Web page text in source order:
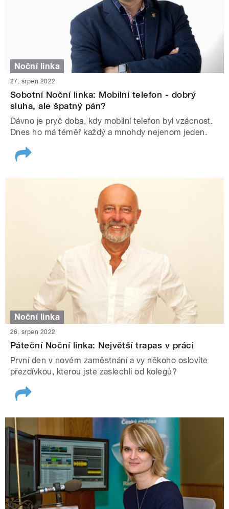
Noční linka
27. srpen 2022
Sobotní Noční linka: Mobilní telefon - dobrý
sluha, ale špatný pán?
Dávno je pryč doba, kdy mobilní telefon byl vzácnost.
Dnes ho má téměř každý a mnohdy nejenom jeden.
Noční linka
26. srpen 2022
Páteční Noční linka: Největší trapas v práci
První den v novém zaměstnání a vy někoho oslovíte
přezdívkou, kterou jste zaslechli od kolegů?